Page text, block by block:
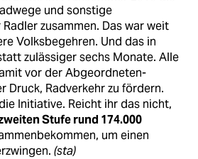
und sonstige
zusammen. Das war weit
Volksbegehren. Und das in
zulässiger sechs Monate. Alle
vor der Abgeordneten­
Druck, Radverkehr zu fördern.
Initiative. Reicht ihr das nicht,
Stufe rund 174.000
um einen
(sta)